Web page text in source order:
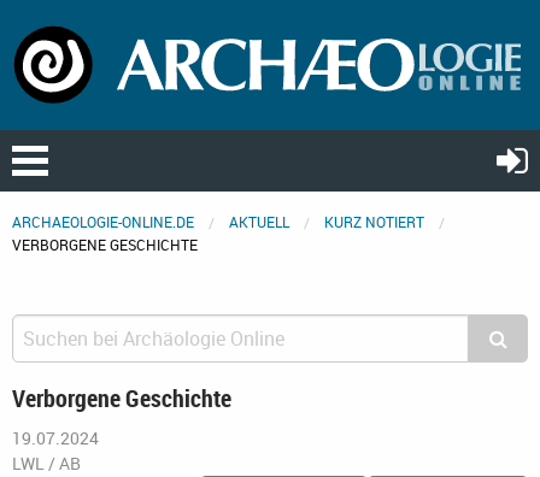
ARCHAEOLOGIE-ONLINE.DE AKTUELL
KURZ NOTIERT
VERBORGENE GESCHICHTE
Verborgene Geschichte
19.07.2024
LWL / AB